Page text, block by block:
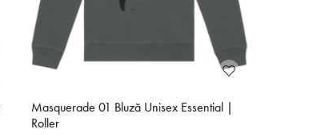
Masquerade 01 Bluză Unisex Essential |
Roller